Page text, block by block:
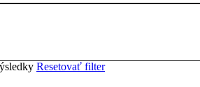
Resetovať filter